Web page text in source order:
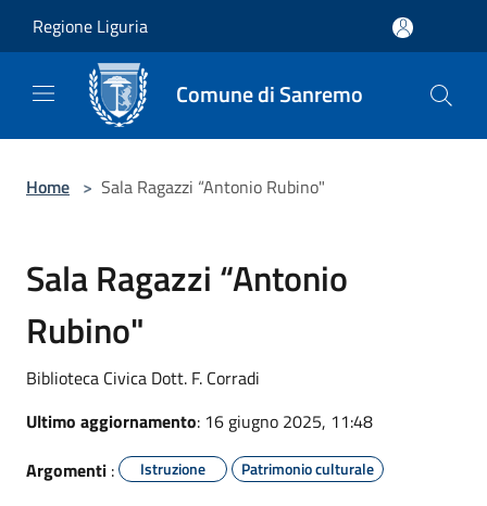
Regione Liguria
Comune di Sanremo
Home > Sala Ragazzi “Antonio Rubino"
Sala Ragazzi “Antonio
Rubino"
Biblioteca Civica Dott. F. Corradi
Ultimo aggiornamento: 16 giugno 2025, 11:48
Argomenti : Istruzione Patrimonio culturale